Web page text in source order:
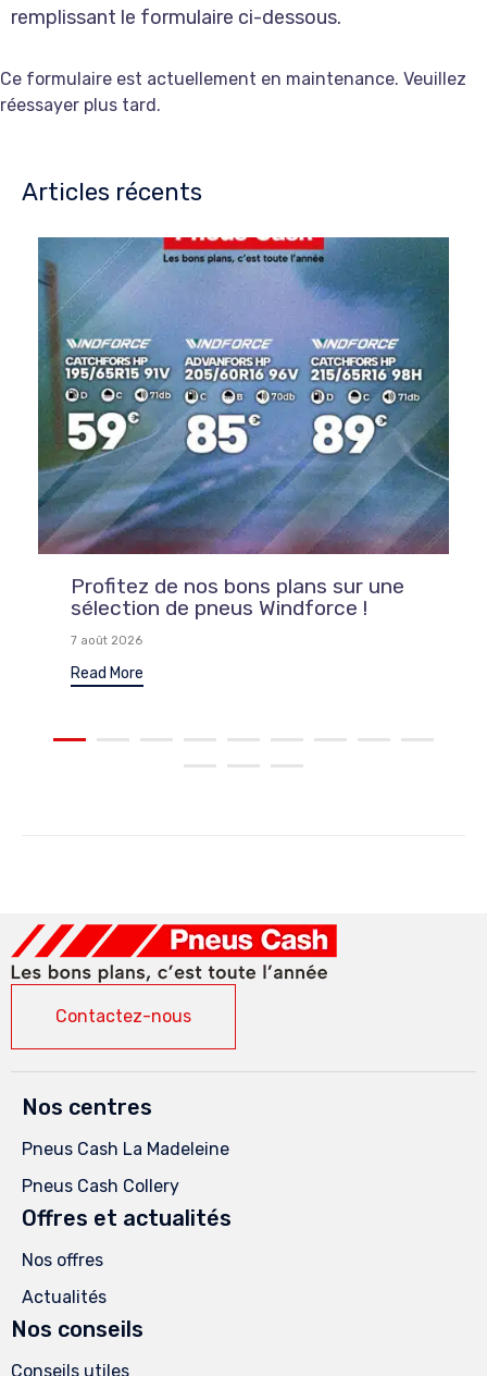
remplissant le formulaire ci-dessous.
Ce formulaire est actuellement en maintenance. Veuillez
réessayer plus tard.
Articles récents
Profitez de nos bons plans sur une
sélection de pneus Windforce !
7 août 2026
Read More
Contactez-nous
Nos centres
Pneus Cash La Madeleine
Pneus Cash Collery
Offres et actualités
Nos offres
Actualités
Nos conseils
Conseils utiles